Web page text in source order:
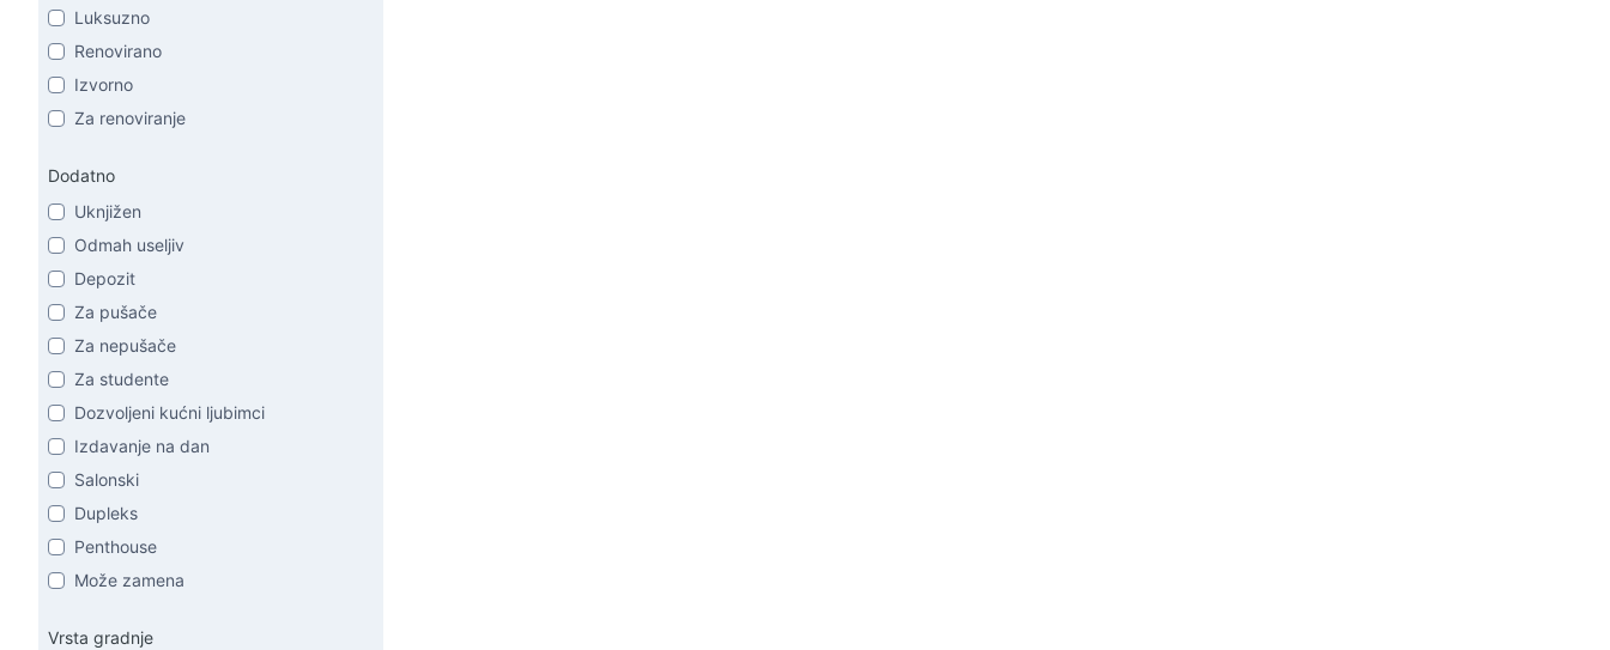
Luksuzno
Renovirano
Izvorno
Za renoviranje
Dodatno
Uknjižen
Odmah useljiv
Depozit
Za pušače
Za nepušače
Za studente
Dozvoljeni kućni ljubimci
Izdavanje na dan
Salonski
Dupleks
Penthouse
Može zamena
Vrsta gradnje